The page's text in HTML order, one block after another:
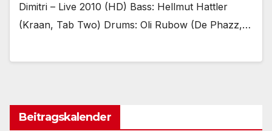
Dimitri – Live 2010 (HD) Bass: Hellmut Hattler
(Kraan, Tab Two) Drums: Oli Rubow (De Phazz,…
Beitragskalender